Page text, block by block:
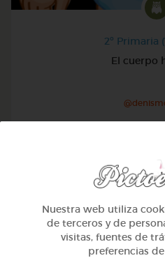
2º Primaria
El cuerpo
Nuestra web utiliza
de terceros y de
visitas, fuentes de
preferencias